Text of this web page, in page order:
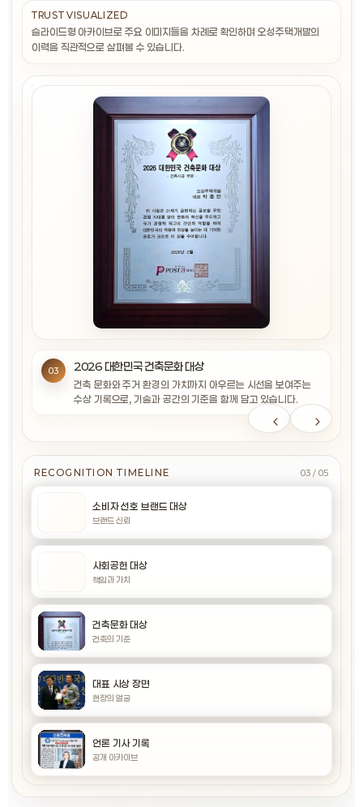
TRUST VISUALIZED
슬라이드형 아카이브로 주요 이미지들을 차례로 확인하며 오성주택개발의
이력을 직관적으로 살펴볼 수 있습니다.
오성주택개발의 현장 중심 기준이 대외적으로도 인정받았음을
상징합니다.
기록으로, 오성의 기준이 현장 밖에서도 이어지고 있음을
보여줍니다.
03 2026 대한민국 건축문화 대상
건축 문화와 주거 환경의 가치까지 아우르는 시선을 보여주는
수상 기록으로, 기술과 공간의 기준을 함께 담고 있습니다.
박종만 대표 시상 장면
오성주택개발의 철학과 책임이 인물의 현장성으로 연결되는
장면으로, 브랜드의 기준을 사람의 얼굴로 전달합니다.
언론 기사 아카이브
언론을 통해 남은 기록은 오성주택개발의 활동과 평판이 한
시점의 홍보가 아니라 축적된 이력이라는 점을 시각적으로
RECOGNITION TIMELINE 04 / 05
소비자 선호 브랜드 대상
브랜드 신뢰
사회공헌 대상
책임과 가치
건축문화 대상
건축의 기준
대표 시상 장면
현장의 얼굴
언론 기사 기록
공개 아카이브